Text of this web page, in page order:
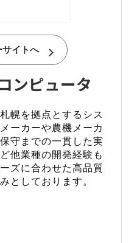
イトへ
ンピュータ
幌を拠点とするシス
ーカーや農機メーカ
守までの一貫した実
他業種の開発経験も
ズに合わせた高品質
としております。